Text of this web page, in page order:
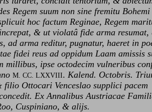
Regem suum non sine fremitu Bohemi
hoc factum Reginae, Regem
& ut violatâ fide arma resumat,
ad arma reditur, pugnatur, haeret in
fidei reus ad oppidum Laam amissis
millibus, ipse octodecim vulneribus
M. CC. LXXVIII. Kalend. Octobris.
filio Ottocari Venceslao supplici pacem
Ex Annalibus Austriacae
Cuspiniano, & alijs.